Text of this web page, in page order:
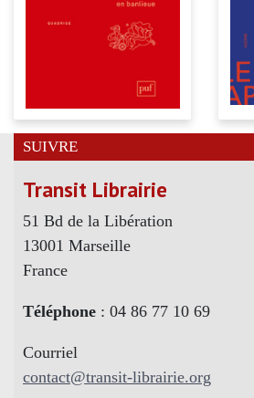
SUIVRE
Transit Librairie
51 Bd de la Libération
13001 Marseille
France
Téléphone : 04 86 77 10 69
Courriel
contact@transit-librairie.org